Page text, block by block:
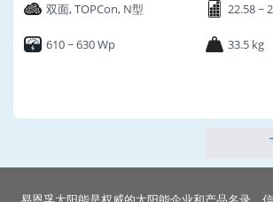
双面, TOPCon, N型 22.58 ~
610 ~ 630 Wp 33.5 kg